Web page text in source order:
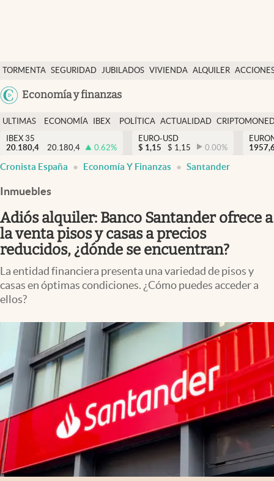
TORMENTA SEGURIDAD JUBILADOS VIVIENDA ALQUILER
USA
Colombia
Economía y finanzas
Economía y finanzas
Política
Actualidad
Criptomonedas
España
ULTIMAS
NOTICIAS
ECONOMÍA
FINANZAS
IBEX
EURO
POLÍTICA ACTUALIDAD
IBEX 35
20.180,4
20.180,4 0.62%
EURO-USD
$ 1,15 $ 1,15 0.00%
Cronista España Economía Y Finanzas Santander
Inmuebles
Adiós alquiler: Banco Santander ofrece a
la venta pisos y casas a precios
reducidos, ¿dónde se encuentran?
La entidad financiera presenta una variedad de pisos y
casas en óptimas condiciones. ¿Cómo puedes acceder a
ellos?